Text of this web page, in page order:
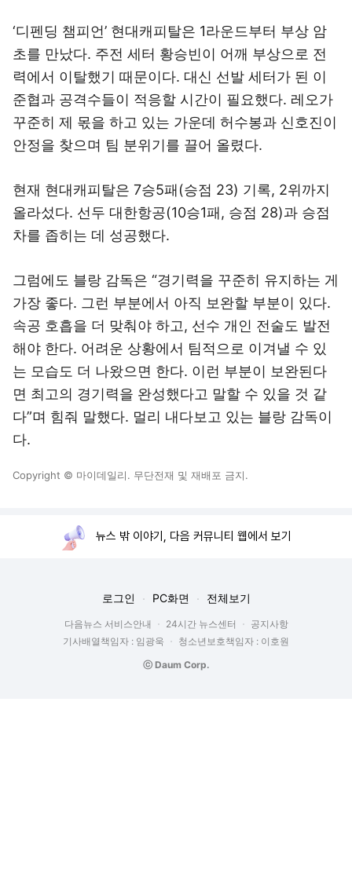
‘디펜딩 챔피언’ 현대캐피탈은 1라운드부터 부상 암
초를 만났다. 주전 세터 황승빈이 어깨 부상으로 전
력에서 이탈했기 때문이다. 대신 선발 세터가 된 이
준협과 공격수들이 적응할 시간이 필요했다. 레오가
꾸준히 제 몫을 하고 있는 가운데 허수봉과 신호진이
안정을 찾으며 팀 분위기를 끌어 올렸다.
현재 현대캐피탈은 7승5패(승점 23) 기록, 2위까지
올라섰다. 선두 대한항공(10승1패, 승점 28)과 승점
차를 좁히는 데 성공했다.
그럼에도 블랑 감독은 “경기력을 꾸준히 유지하는 게
가장 좋다. 그런 부분에서 아직 보완할 부분이 있다.
속공 호흡을 더 맞춰야 하고, 선수 개인 전술도 발전
해야 한다. 어려운 상황에서 팀적으로 이겨낼 수 있
는 모습도 더 나왔으면 한다. 이런 부분이 보완된다
면 최고의 경기력을 완성했다고 말할 수 있을 것 같
다”며 힘줘 말했다. 멀리 내다보고 있는 블랑 감독이
다.
Copyright © 마이데일리. 무단전재 및 재배포 금지.
뉴스 밖 이야기, 다음 커뮤니티 웹에서 보기
로그인 PC화면 전체보기
다음뉴스 서비스안내 24시간 뉴스센터
공지사항
기사배열책임자 : 임광욱
청소년보호책임자 : 이호원
ⓒ Daum Corp.